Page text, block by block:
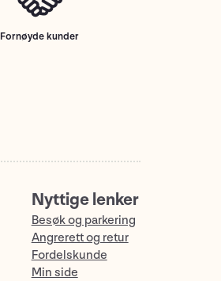
Fornøyde kunder
Nyttige lenker
Besøk og parkering
Angrerett og retur
Fordelskunde
Min side